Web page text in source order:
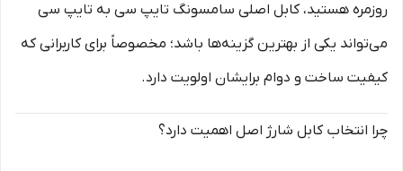
روزمره هستید، کابل اصلی سامسونگ تایپ سی به تایپ سی
می‌تواند یکی از بهترین گزینه‌ها باشد؛ مخصوصاً برای کاربرانی که
کیفیت ساخت و دوام برایشان اولویت دارد.
چرا انتخاب کابل شارژ اصل اهمیت دارد؟